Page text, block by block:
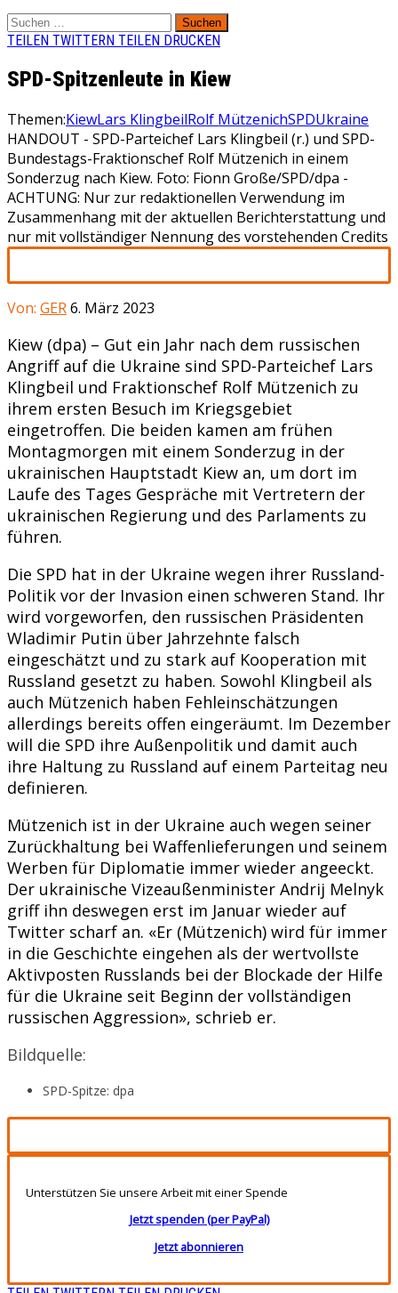
Suchen
nach:
TEILEN TWITTERN TEILEN DRUCKEN
SPD-Spitzenleute in Kiew
Themen:KiewLars KlingbeilRolf MützenichSPDUkraine
HANDOUT - SPD-Parteichef Lars Klingbeil (r.) und SPD-
Bundestags-Fraktionschef Rolf Mützenich in einem
Sonderzug nach Kiew. Foto: Fionn Große/SPD/dpa -
ACHTUNG: Nur zur redaktionellen Verwendung im
Zusammenhang mit der aktuellen Berichterstattung und
nur mit vollständiger Nennung des vorstehenden Credits
Von: GER6. März 2023
Kiew (dpa) – Gut ein Jahr nach dem russischen
Angriff auf die Ukraine sind SPD-Parteichef Lars
Klingbeil und Fraktionschef Rolf Mützenich zu
ihrem ersten Besuch im Kriegsgebiet
eingetroffen. Die beiden kamen am frühen
Montagmorgen mit einem Sonderzug in der
ukrainischen Hauptstadt Kiew an, um dort im
Laufe des Tages Gespräche mit Vertretern der
ukrainischen Regierung und des Parlaments zu
führen.
Die SPD hat in der Ukraine wegen ihrer Russland-
Politik vor der Invasion einen schweren Stand. Ihr
wird vorgeworfen, den russischen Präsidenten
Wladimir Putin über Jahrzehnte falsch
eingeschätzt und zu stark auf Kooperation mit
Russland gesetzt zu haben. Sowohl Klingbeil als
auch Mützenich haben Fehleinschätzungen
allerdings bereits offen eingeräumt. Im Dezember
will die SPD ihre Außenpolitik und damit auch
ihre Haltung zu Russland auf einem Parteitag neu
definieren.
Mützenich ist in der Ukraine auch wegen seiner
Zurückhaltung bei Waffenlieferungen und seinem
Werben für Diplomatie immer wieder angeeckt.
Der ukrainische Vizeaußenminister Andrij Melnyk
griff ihn deswegen erst im Januar wieder auf
Twitter scharf an. «Er (Mützenich) wird für immer
in die Geschichte eingehen als der wertvollste
Aktivposten Russlands bei der Blockade der Hilfe
für die Ukraine seit Beginn der vollständigen
russischen Aggression», schrieb er.
Bildquelle:
SPD-Spitze: dpa
Unterstützen Sie unsere Arbeit mit einer Spende
Jetzt spenden (per PayPal)
Jetzt abonnieren